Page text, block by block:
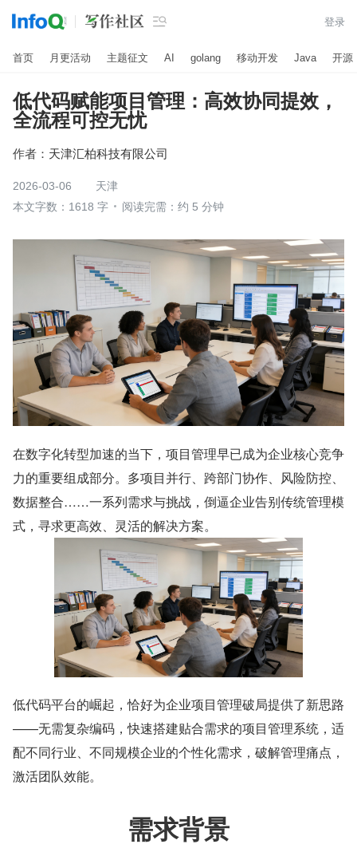
 登录
首页 月更活动 主题征文 AI golang 移动开发 Java 开源
低代码赋能项目管理：高效协同提效，
全流程可控无忧
作者： 天津汇柏科技有限公司
2026-03-06
天津
本文字数：1618 字
阅读完需：约 5 分钟
在数字化转型加速的当下，项目管理早已成为企业核心竞争
力的重要组成部分。多项目并行、跨部门协作、风险防控、
数据整合……一系列需求与挑战，倒逼企业告别传统管理模
式，寻求更高效、灵活的解决方案。
低代码平台的崛起，恰好为企业项目管理破局提供了新思路
——无需复杂编码，快速搭建贴合需求的项目管理系统，适
配不同行业、不同规模企业的个性化需求，破解管理痛点，
激活团队效能。
需求背景